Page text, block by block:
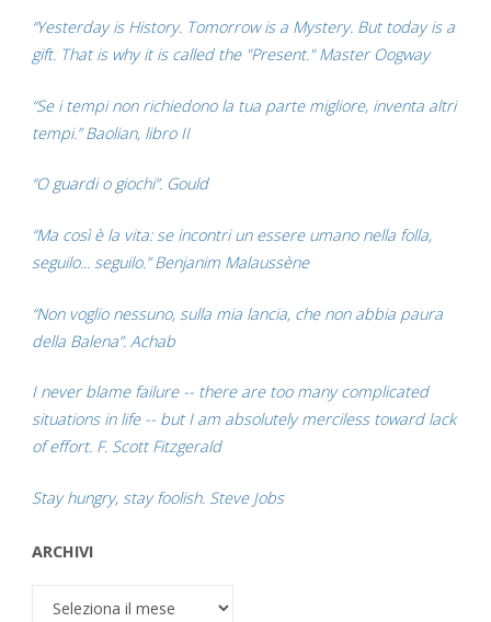
“Yesterday is History. Tomorrow is a Mystery. But today is a
gift. That is why it is called the "Present." Master Oogway
“Se i tempi non richiedono la tua parte migliore, inventa altri
tempi.” Baolian, libro II
“O guardi o giochi”. Gould
“Ma così è la vita: se incontri un essere umano nella folla,
seguilo... seguilo.” Benjanim Malaussène
“Non voglio nessuno, sulla mia lancia, che non abbia paura
della Balena”. Achab
I never blame failure -- there are too many complicated
situations in life -- but I am absolutely merciless toward lack
of effort. F. Scott Fitzgerald
Stay hungry, stay foolish. Steve Jobs
ARCHIVI